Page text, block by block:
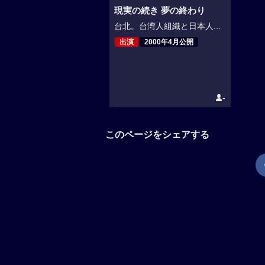
現実の続き 夢の終わり
台北。台湾人組織と日本人...
出演 2000年4月公開
-
このページをシェアする